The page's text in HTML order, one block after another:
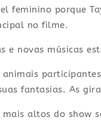
feminino porque
no filme.
e novas músicas
animais
fantasias. As
mais altos do show